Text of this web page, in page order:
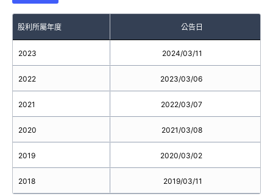
股利所屬年度 公告日
2023
2022
2021
2020
2019
2018
2024/03/11
2023/03/06
2022/03/07
2021/03/08
2020/03/02
2019/03/11